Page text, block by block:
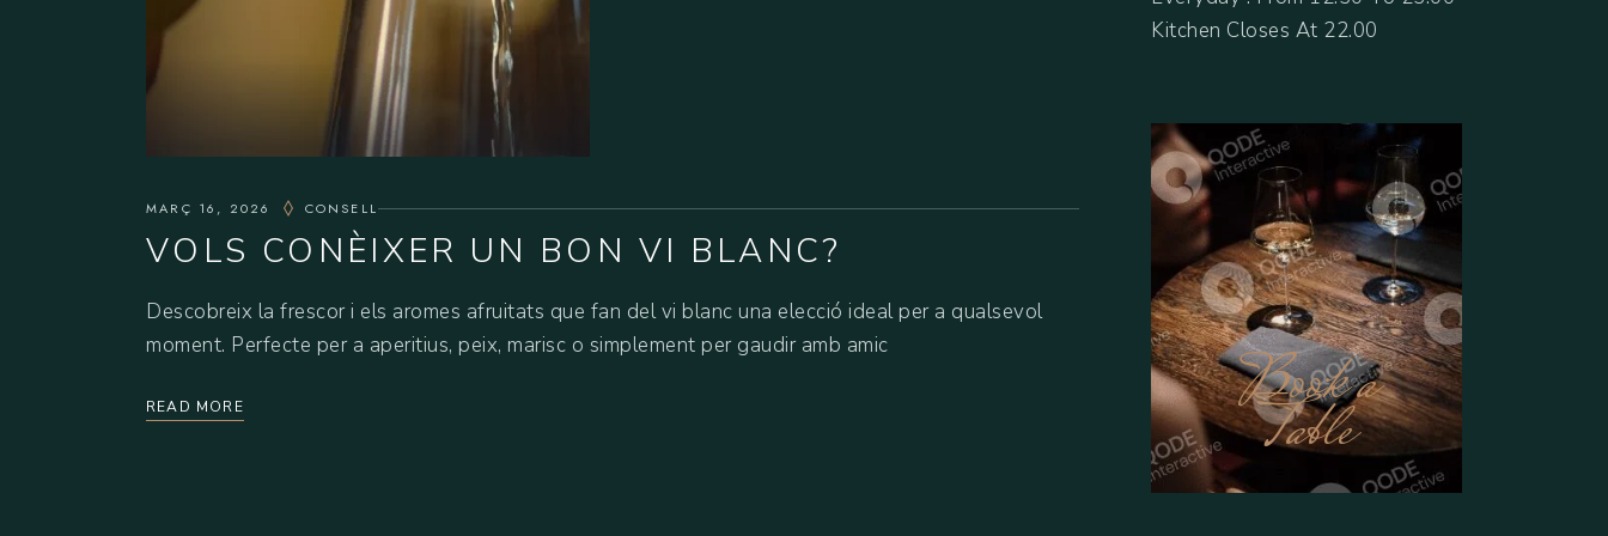
MARÇ 16, 2026 CONSELL
VOLS CONÈIXER UN BON VI BLANC?
Descobreix la frescor i els aromes afruitats que fan del vi blanc una elecció ideal per a qualsevol
moment. Perfecte per a aperitius, peix, marisc o simplement per gaudir amb amic
READ MORE
Kitchen Closes At 22.00
Book a
Table